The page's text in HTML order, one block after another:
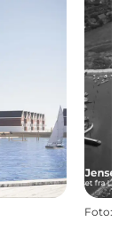
Foto: